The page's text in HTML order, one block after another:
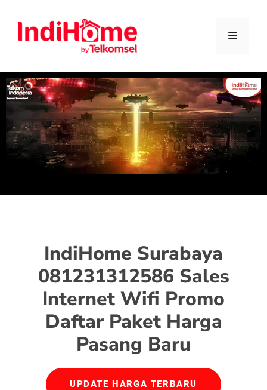
IndiHome Surabaya
081231312586 Sales
Internet Wifi Promo
Daftar Paket Harga
Pasang Baru
UPDATE HARGA TERBARU